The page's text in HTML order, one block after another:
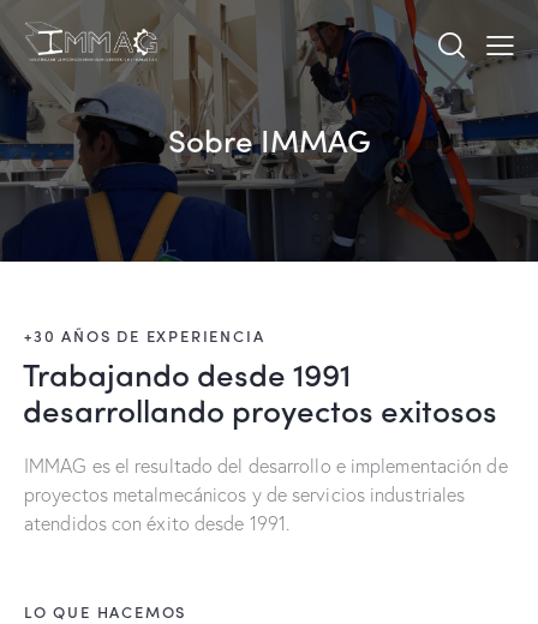
Sobre IMMAG
+30 AÑOS DE EXPERIENCIA
Trabajando desde 1991
desarrollando proyectos exitosos
IMMAG es el resultado del desarrollo e implementación de
proyectos metalmecánicos y de servicios industriales
atendidos con éxito desde 1991.
LO QUE HACEMOS